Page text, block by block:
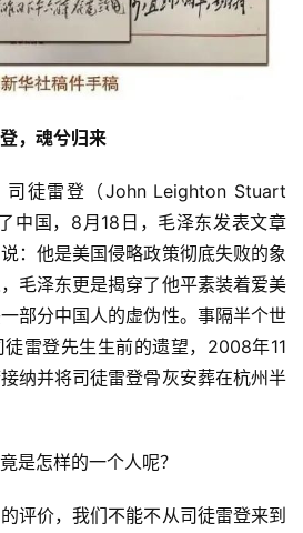
，魂兮归来
徒雷登（John Leighton Stuart
中国，8月18日，毛泽东发表文章
：他是美国侵略政策彻底失败的象
毛泽东更是揭穿了他平素装着爱美
部分中国人的虚伪性。事隔半个世
雷登先生生前的遗望，2008年11
纳并将司徒雷登骨灰安葬在杭州半
怎样的一个人呢？
价，我们不能不从司徒雷登来到